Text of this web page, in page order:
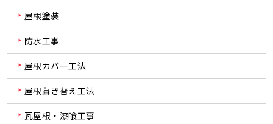
屋根塗装
防水工事
屋根カバー工法
屋根葺き替え工法
瓦屋根・漆喰工事